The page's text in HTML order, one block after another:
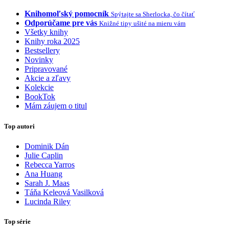
Knihomoľský pomocník Spýtajte sa Sherlocka, čo čítať
Odporúčame pre vás Knižné tipy ušité na mieru vám
Všetky knihy
Knihy roka 2025
Bestsellery
Novinky
Pripravované
Akcie a zľavy
Kolekcie
BookTok
Mám záujem o titul
Top autori
Dominik Dán
Julie Caplin
Rebecca Yarros
Ana Huang
Sarah J. Maas
Táňa Keleová Vasilková
Lucinda Riley
Top série